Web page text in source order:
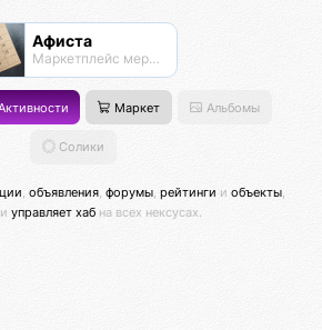
Афиста
Маркетплейс мероприятий
Маркет Альбомы
Солики
объявления форумы рейтинги и объекты
управляет хабна всех нексусах.